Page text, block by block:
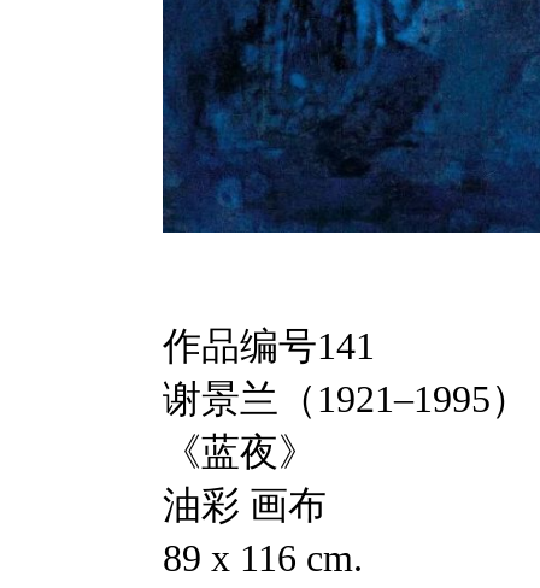
作品编号141
谢景兰（1921–1995）
《蓝夜》
油彩 画布
89 x 116 cm.